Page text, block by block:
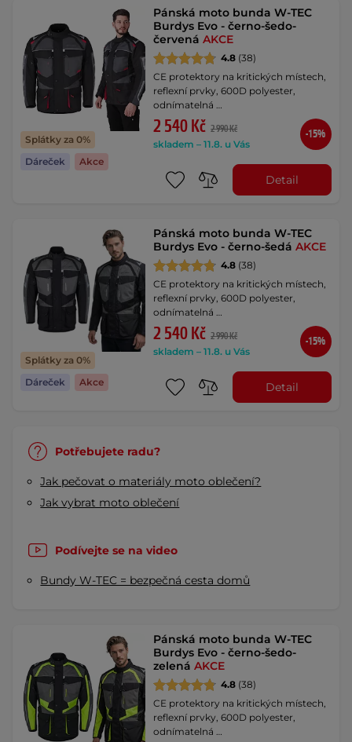
Splátky za 0%
Dáreček
Akce
Pánská moto bunda W-TEC
Burdys Evo - černo-šedo-
červenáAKCE
4.8 (38)
CE protektory na kritických místech,
reflexní prvky, 600D polyester,
odnímatelná …
2 540 Kč 2 990 Kč
skladem – 11.8. u Vás
-15%
Detail
Splátky za 0%
Dáreček
Akce
Pánská moto bunda W-TEC
Burdys Evo - černo-šedáAKCE
4.8 (38)
CE protektory na kritických místech,
reflexní prvky, 600D polyester,
odnímatelná …
2 540 Kč 2 990 Kč
skladem – 11.8. u Vás
-15%
Detail
Potřebujete radu?
Jak pečovat o materiály moto oblečení?
Jak vybrat moto oblečení
Podívejte se na video
Bundy W-TEC = bezpečná cesta domů
Pánská moto bunda W-TEC
Burdys Evo - černo-šedo-
zelenáAKCE
4.8 (38)
CE protektory na kritických místech,
reflexní prvky, 600D polyester,
odnímatelná …